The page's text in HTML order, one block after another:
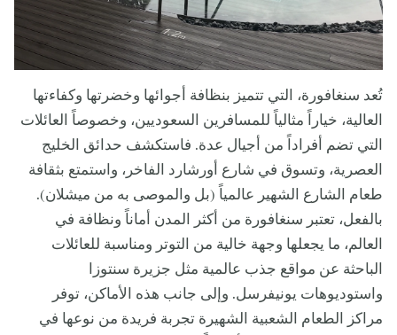
تُعد سنغافورة، التي تتميز بنظافة أجوائها وخضرتها وكفاءتها
العالية، خياراً مثالياً للمسافرين السعوديين، وخصوصاً العائلات
التي تضم أفراداً من أجيال عدة. فاستكشف حدائق الخليج
العصرية، وتسوق في شارع أورشارد الفاخر، واستمتع بثقافة
طعام الشارع الشهير عالمياً (بل والموصى به من ميشلان).
بالفعل، تعتبر سنغافورة من أكثر المدن أماناً ونظافة في
العالم، ما يجعلها وجهة خالية من التوتر ومناسبة للعائلات
الباحثة عن مواقع جذب عالمية مثل جزيرة سنتوزا
واستوديوهات يونيفرسل. وإلى جانب هذه الأماكن، توفر
مراكز الطعام الشعبية الشهيرة تجربة فريدة من نوعها في